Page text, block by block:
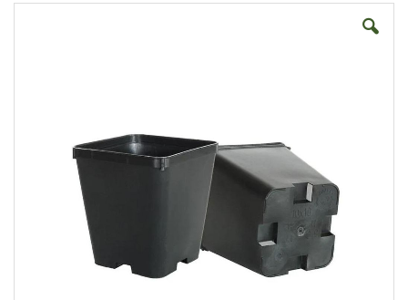
Zum